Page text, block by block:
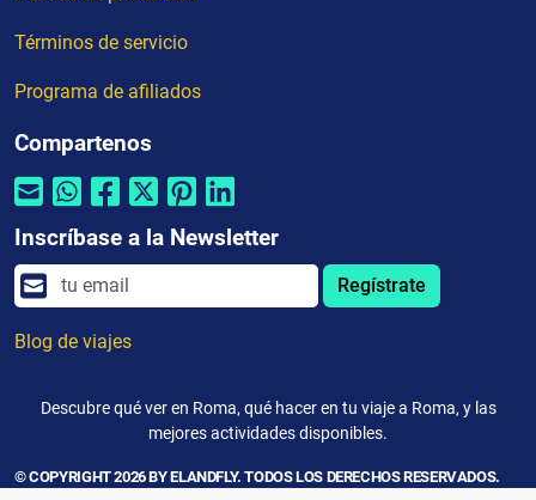
Términos de servicio
Programa de afiliados
Compartenos
Inscríbase a la Newsletter
Regístrate
Blog de viajes
Descubre qué ver en Roma, qué hacer en tu viaje a Roma, y las
mejores actividades disponibles.
© COPYRIGHT 2026 BY ELANDFLY. TODOS LOS DERECHOS RESERVADOS.